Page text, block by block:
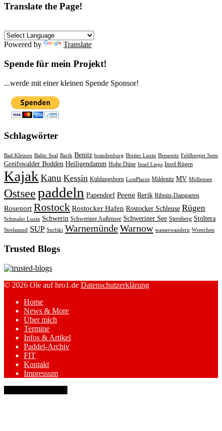
Translate the Page!
Powered by Translate
Spende für mein Projekt!
...werde mit einer kleinen Spende Sponsor!
Schlagwörter
Bad Kleinen Baltic Seal Barth Benitz brandenburg Breiter Luzin Bresenitz Feldberger Seen
Greifswalder Bodden Heiligendamm Hohe Düne Insel Lieps Insel Rügen
Kajak Kanu Kessin Kühlungsborn LostPlaces Mildenitz MV Möllensee
Ostseepaddeln Papendorf Peene Rerik Ribnitz-Damgarten
Rosenort Rostock Rostocker Hafen Rostocker Schleuse Rügen
Schmaler Luzin Schwerin Schweriner Außensee Schweriner See Sternberg Stoltera
Strelasund SUP Surfski WarnemündeWarnow wasserwandern Wreechen
Trusted Blogs
© 2026 Ole auf hro1.de Datenschutzerklärung
Home
News & More
Über mich
Termine
Infos & Artikel
Paddel-Archiv
FIT
Kontakt
Impressum